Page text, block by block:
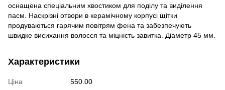
оснащена спеціальним хвостиком для поділу та виділення
пасм. Наскрізні отвори в керамічному корпусі щітки
продуваються гарячим повітрям фена та забезпечують
швидке висихання волосся та міцність завитка. Діаметр 45 мм.
Характеристики
Ціна
550.00